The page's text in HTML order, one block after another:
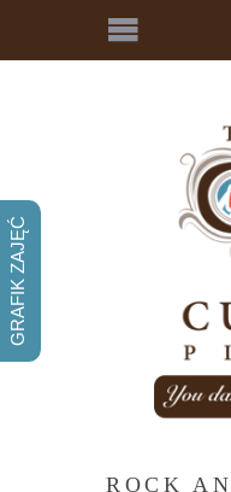
ROCK
GRAFIK ZAJĘĆ